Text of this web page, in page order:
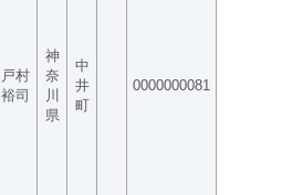
戸村
裕司
神
奈
川
県
中
井
町
0000000081